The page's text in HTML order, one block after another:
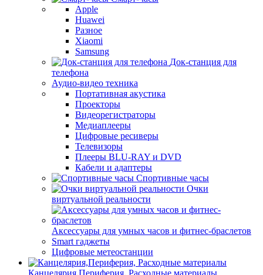
Apple
Huawei
Разное
Xiaomi
Samsung
Док-станция для
телефона
Аудио-видео техника
Портативная акустика
Проекторы
Видеорегистраторы
Медиаплееры
Цифровые ресиверы
Телевизоры
Плееры BLU-RAY и DVD
Кабели и адаптеры
Спортивные часы
Очки
виртуальной реальности
Аксессуары для умных часов и фитнес-браслетов
Smart гаджеты
Цифровые метеостанции
Канцелярия,Периферия, Расходные материалы